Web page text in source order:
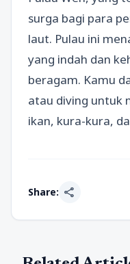
surga bagi para
laut. Pulau ini
yang indah dan
beragam. Kamu
atau diving untuk
ikan, kura-kura,
Share: share